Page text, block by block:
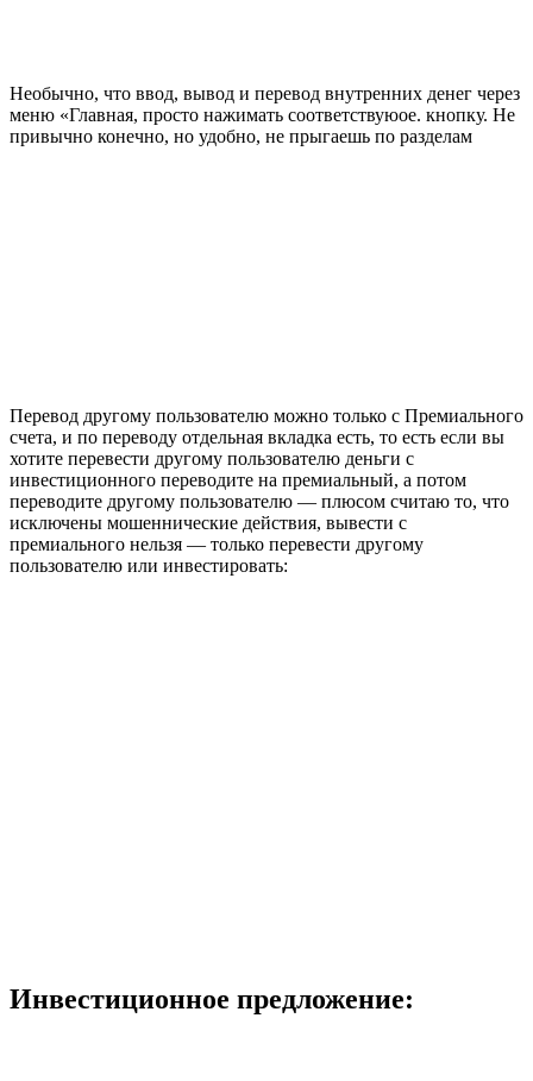
Необычно, что ввод, вывод и перевод внутренних денег через
меню «Главная, просто нажимать соответствуюoe. кнопку. Не
привычно конечно, но удобно, не прыгаешь по разделам
Перевод другому пользователю можно только с Премиального
счета, и по переводу отдельная вкладка есть, то есть если вы
хотите перевести другому пользователю деньги с
инвестиционного переводите на премиальный, а потом
переводите другому пользователю — плюсом считаю то, что
исключены мошеннические действия, вывести с
премиального нельзя — только перевести другому
пользователю или инвестировать:
Инвестиционное предложение: